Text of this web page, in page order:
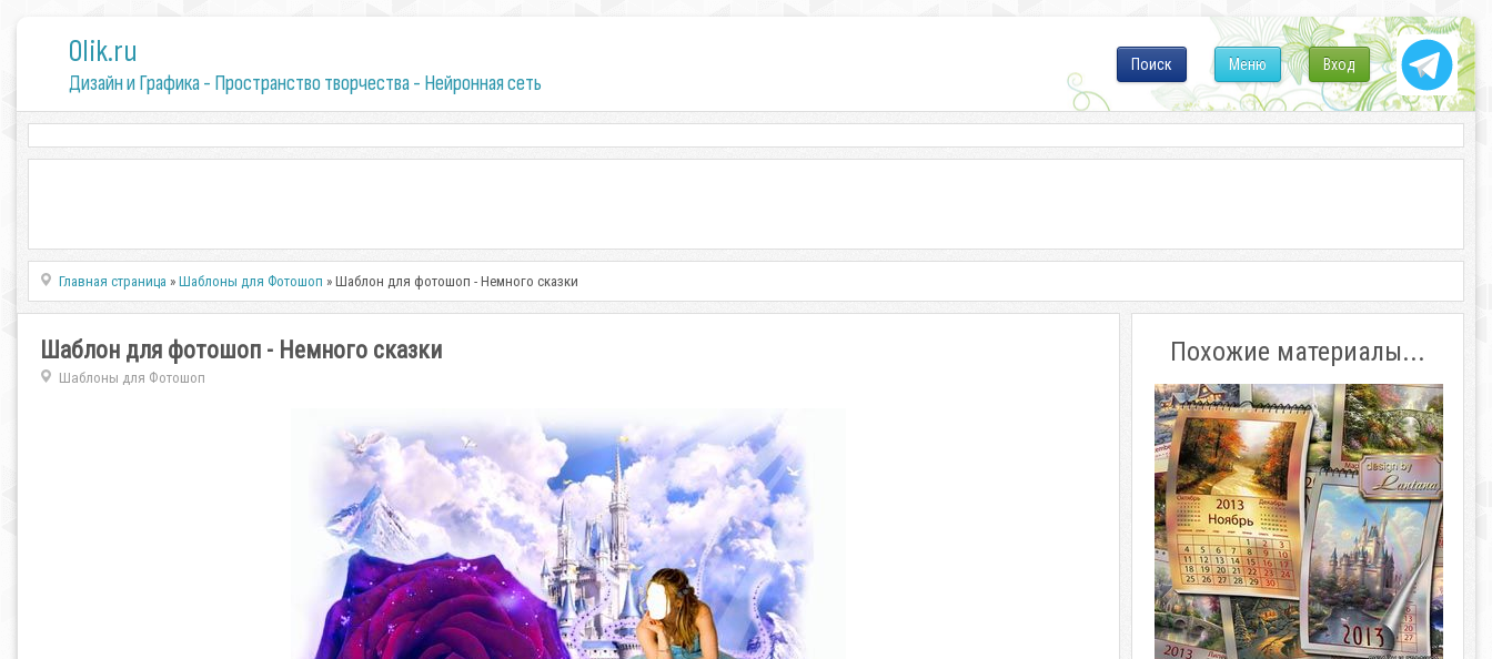
0lik.ru
Дизайн и Графика - Пространство творчества - Нейронная сеть
Вход
Меню
Поиск
Главная страница »Шаблоны для Фотошоп » Шаблон для фотошоп - Немного сказки
Шаблон для фотошоп - Немного сказки
Шаблоны для Фотошоп
Похожие материалы...